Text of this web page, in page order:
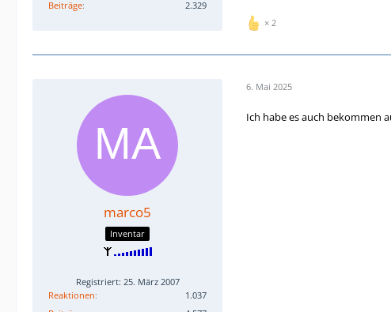
Beiträge
2.329
2
marco5
Inventar
Registriert: 25. März 2007
Reaktionen
1.037
6. Mai 2025
Ich habe es auch bekommen